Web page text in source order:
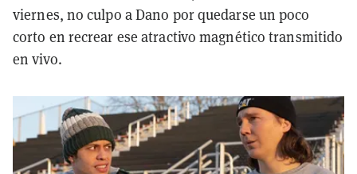
viernes, no culpo a Dano por quedarse un poco
corto en recrear ese atractivo magnético transmitido
en vivo.